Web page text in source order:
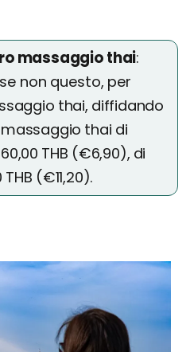
massaggio thai:
non questo, per
thai, diffidando
thai di
THB (€6,90), di
(€11,20).